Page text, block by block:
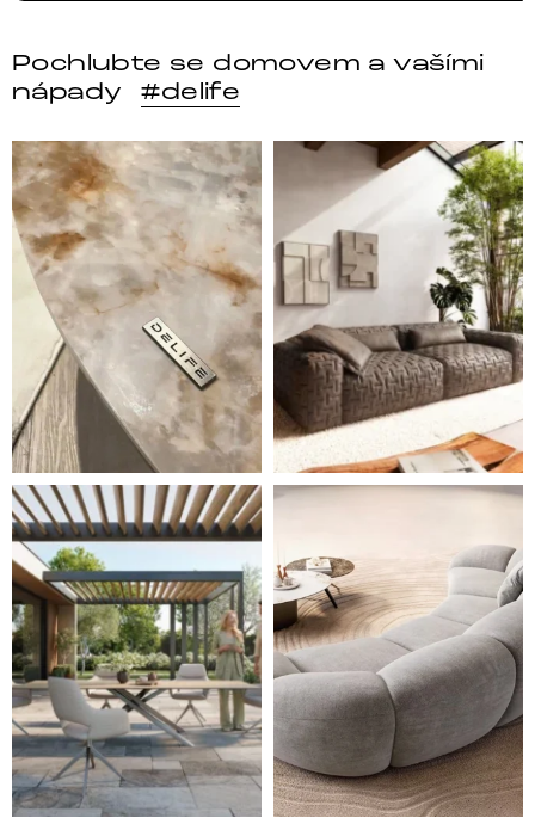
Pochlubte se domovem a vašími
nápady
#delife
DELIFE – Nábytek, který promění dům v domov. Domo
Místo, kam se budeš těšit
Styl, odolnost a společné chvíle pod širým nebem.
Ne každá pohovka je jen